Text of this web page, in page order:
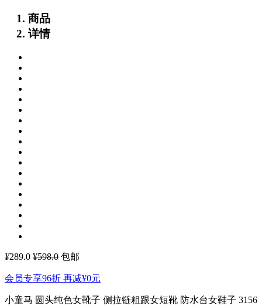
商品
详情
¥289.0 ¥598.0 包邮
会员专享96折 再减¥0元
小童马 圆头纯色女靴子 侧拉链粗跟女短靴 防水台女鞋子 3156